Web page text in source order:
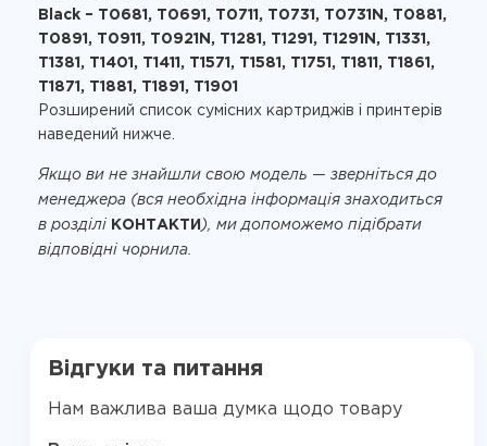
Black – T0681, T0691, T0711, T0731, T0731N, T0881,
T0891, T0911, T0921N, T1281, T1291, T1291N, T1331,
T1381, T1401, T1411, T1571, T1581, T1751, T1811, T1861,
T1871, T1881, T1891, T1901
Розширений список сумісних картриджів і принтерів
наведений нижче.
Якщо ви не знайшли свою модель — зверніться до
менеджера (вся необхідна інформація знаходиться
в розділі КОНТАКТИ ), ми допоможемо підібрати
відповідні чорнила.
Відгуки та питання
Нам важлива ваша думка щодо товару